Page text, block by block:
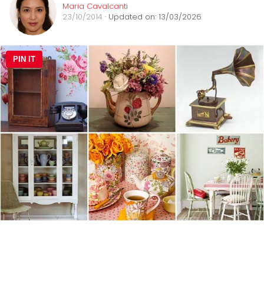
Maria Cavalcanti
23/10/2014 · Updated on: 13/03/2026
PIN IT